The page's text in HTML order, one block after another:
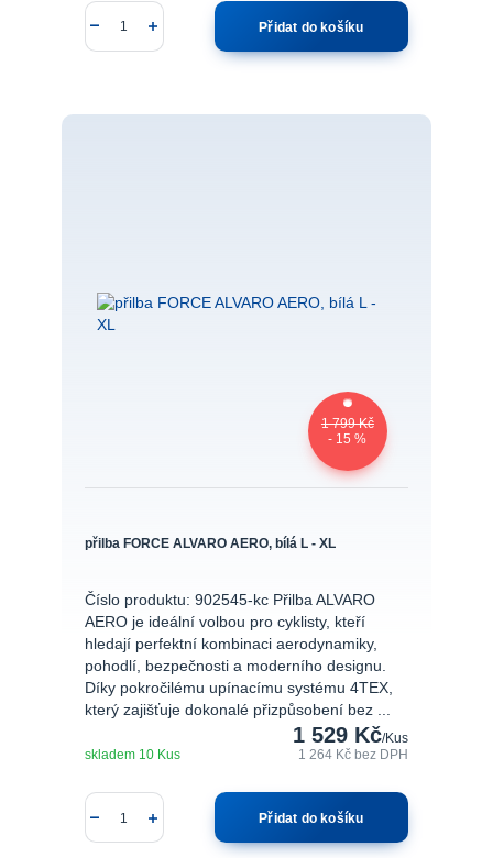
Přidat do košíku
1 799 Kč
- 15 %
přilba FORCE ALVARO AERO, bílá L - XL
Číslo produktu: 902545-kc Přilba ALVARO
AERO je ideální volbou pro cyklisty, kteří
hledají perfektní kombinaci aerodynamiky,
pohodlí, bezpečnosti a moderního designu.
Díky pokročilému upínacímu systému 4TEX,
který zajišťuje dokonalé přizpůsobení bez ...
1 529 Kč/Kus
1 264 Kčbez DPH
skladem 10 Kus
Přidat do košíku